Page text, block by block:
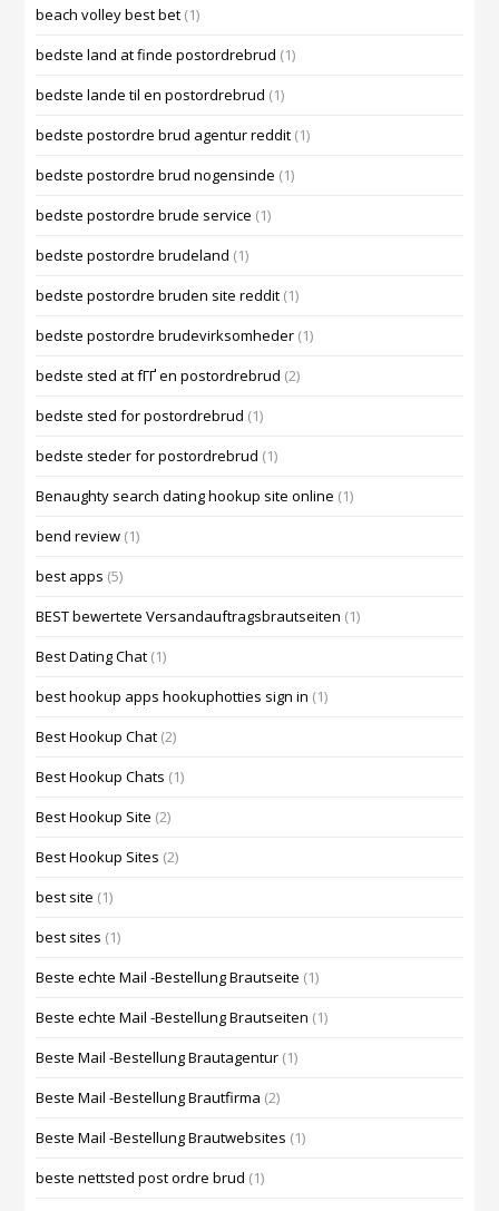
beach volley best bet (1)
bedste land at finde postordrebrud (1)
bedste lande til en postordrebrud (1)
bedste postordre brud agentur reddit (1)
bedste postordre brud nogensinde (1)
bedste postordre brude service (1)
bedste postordre brudeland (1)
bedste postordre bruden site reddit (1)
bedste postordre brudevirksomheder (1)
bedste sted at fГҐ en postordrebrud (2)
bedste sted for postordrebrud (1)
bedste steder for postordrebrud (1)
Benaughty search dating hookup site online (1)
bend review (1)
best apps (5)
BEST bewertete Versandauftragsbrautseiten (1)
Best Dating Chat (1)
best hookup apps hookuphotties sign in (1)
Best Hookup Chat (2)
Best Hookup Chats (1)
Best Hookup Site (2)
Best Hookup Sites (2)
best site (1)
best sites (1)
Beste echte Mail -Bestellung Brautseite (1)
Beste echte Mail -Bestellung Brautseiten (1)
Beste Mail -Bestellung Brautagentur (1)
Beste Mail -Bestellung Brautfirma (2)
Beste Mail -Bestellung Brautwebsites (1)
beste nettsted post ordre brud (1)